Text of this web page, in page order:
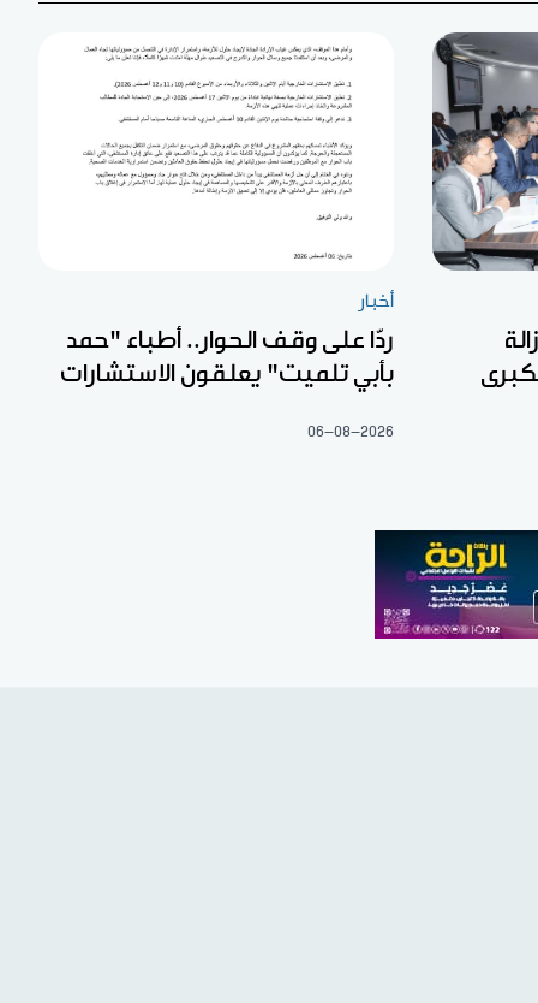
أخبار
ردّا على وقف الحوار.. أطباء "حمد
بأبي تلميت" يعلقون الاستشارات
06-08-2026